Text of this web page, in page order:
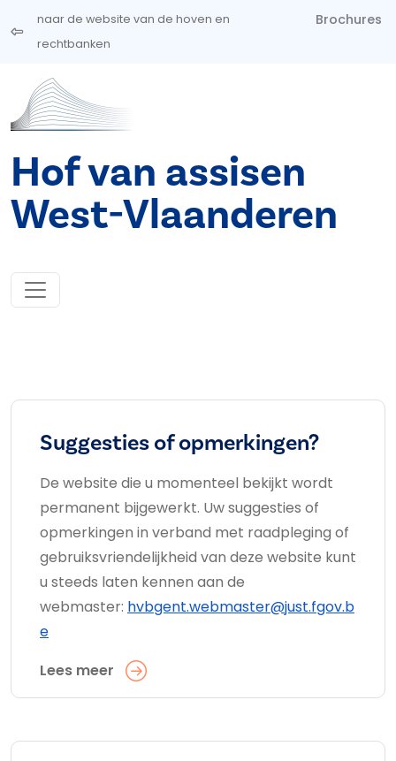
Overslaan en naar de inhoud gaan
naar de website van de hoven en
rechtbanken
Brochures
Hof van assisen
West-Vlaanderen
Suggesties of opmerkingen?
De website die u momenteel bekijkt wordt
permanent bijgewerkt. Uw suggesties of
opmerkingen in verband met raadpleging of
gebruiksvriendelijkheid van deze website kunt
u steeds laten kennen aan de
webmaster: hvbgent.webmaster@just.fgov.b
e
Lees meer